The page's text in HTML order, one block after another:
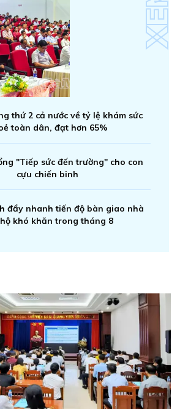
thứ 2 cả nước về tỷ lệ khám sức
toàn dân, đạt hơn 65%
"Tiếp sức đến trường" cho con
cựu chiến binh
đẩy nhanh tiến độ bàn giao nhà
khó khăn trong tháng 8